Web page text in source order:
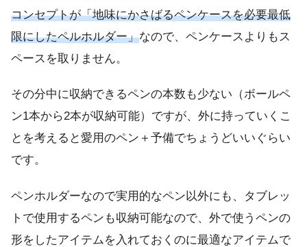
コンセプトが「地味にかさばるペンケースを必要最低
限にしたペルホルダー」なので、ペンケースよりもス
ペースを取りません。
その分中に収納できるペンの本数も少ない（ボールペ
ン1本から2本が収納可能）ですが、外に持っていくこ
とを考えると愛用のペン＋予備でちょうどいいぐらい
です。
ペンホルダーなので実用的なペン以外にも、タブレッ
トで使用するペンも収納可能なので、外で使うペンの
形をしたアイテムを入れておくのに最適なアイテムで